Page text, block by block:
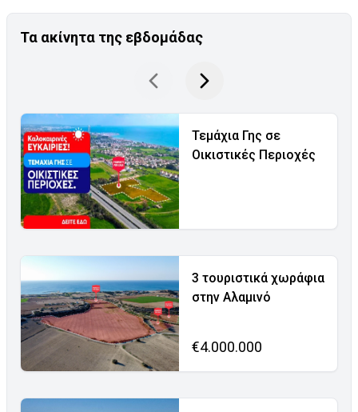
Τα ακίνητα της εβδομάδας
Τεμάχια Γης σε
Οικιστικές Περιοχές
3 τουριστικά χωράφια
στην Αλαμινό
€4.000.000